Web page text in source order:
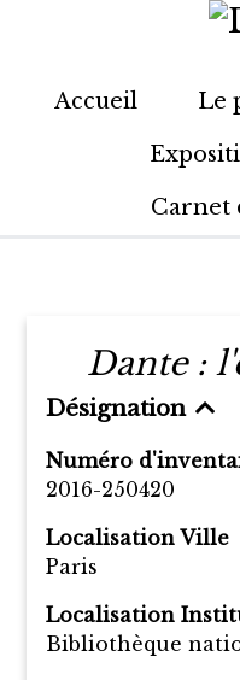
Accueil Le
Carnet
Dante :
Désignation
Numéro
2016-250420
Localisation Ville
Paris
Localisation
Bibliothèque